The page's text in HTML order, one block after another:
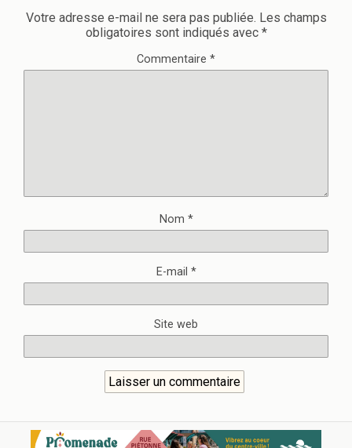
Votre adresse e-mail ne sera pas publiée. Les champs
obligatoires sont indiqués avec *
Commentaire *
Nom *
E-mail *
Site web